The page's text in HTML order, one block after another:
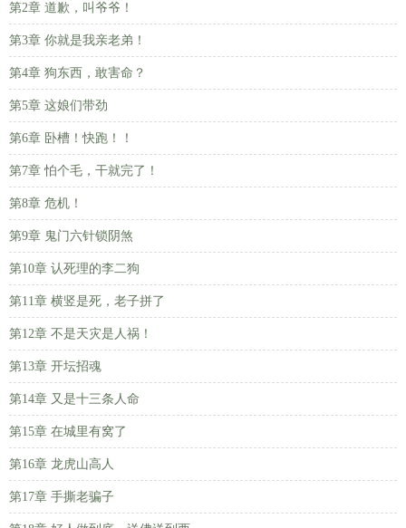
第2章 道歉，叫爷爷！
第3章 你就是我亲老弟！
第4章 狗东西，敢害命？
第5章 这娘们带劲
第6章 卧槽！快跑！！
第7章 怕个毛，干就完了！
第8章 危机！
第9章 鬼门六针锁阴煞
第10章 认死理的李二狗
第11章 横竖是死，老子拼了
第12章 不是天灾是人祸！
第13章 开坛招魂
第14章 又是十三条人命
第15章 在城里有窝了
第16章 龙虎山高人
第17章 手撕老骗子